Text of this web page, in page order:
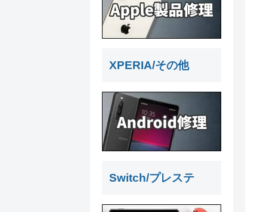
XPERIA/その他
Switch/プレステ